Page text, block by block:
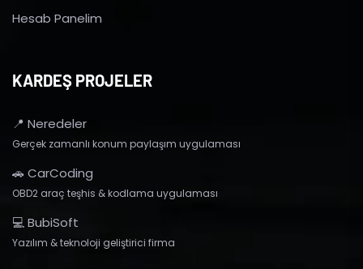
Hesab Panelim
KARDEŞ PROJELER
📍 Neredeler
Gerçek zamanlı konum paylaşım uygulaması
🚗 CarCoding
OBD2 araç teşhis & kodlama uygulaması
💻 BubiSoft
Yazılım & teknoloji geliştirici firma